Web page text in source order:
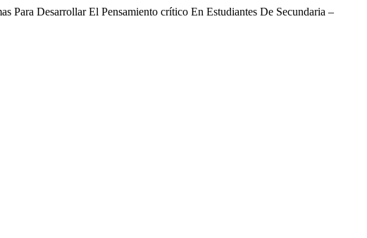
Desarrollar El Pensamiento crítico En Estudiantes De Secundaria –